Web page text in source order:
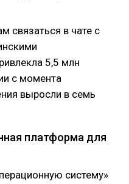
связаться в чате с
5,5 млн
с момента
выросли в семь
платформа для
систему»